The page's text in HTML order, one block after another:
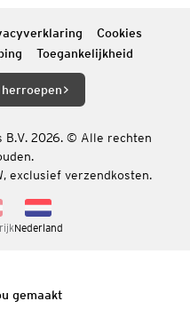
Cookies
Toegankelijkheid
2026. © Alle rechten
exclusief verzendkosten.
Nederland
gemaakt